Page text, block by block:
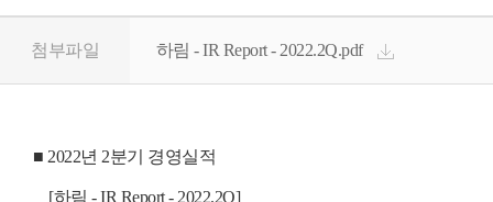
첨부파일 하림 - IR Report - 2022.2Q.pdf
■ 2022년 2분기 경영실적
[하림 - IR Report - 2022.2Q]